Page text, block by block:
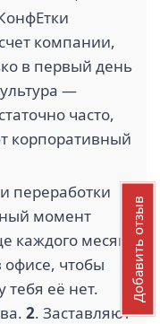
компании,
в первый день
—
часто,
корпоративный
переработки
момент
каждого месяца
офисе, чтобы
тебя её нет.
2. Заставляют
Добавить отзыв